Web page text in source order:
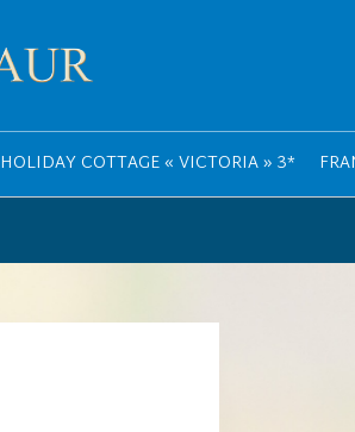
HOLIDAY COTTAGE « VICTORIA » 3*